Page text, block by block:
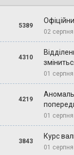
5389
02
4310
01
4219
01
3843
Курс
01